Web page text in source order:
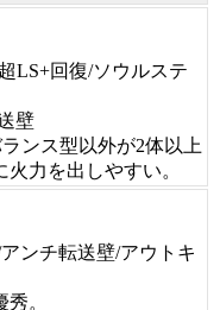
LS+回復/ソウルステ
壁
ンス型以外が2体以上
力を出しやすい。
ンチ転送壁/アウトキ
。